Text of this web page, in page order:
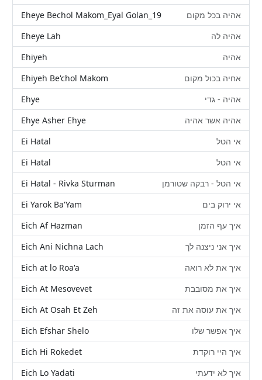
Eheye Bechol Makom_Eyal Golan_19
אהיה בכל מקום
Eheye Lah
אהיה לה
Ehiyeh
אהיה
Ehiyeh Be'chol Makom
אחיה בכול מקום
Ehye
אהיה - גדי
Ehye Asher Ehye
אהיה אשר אהיה
Ei Hatal
אי הטל
Ei Hatal
אי הטל
Ei Hatal - Rivka Sturman
אי הטל - רבקה שטורמן
Ei Yarok Ba'Yam
אי ירוק בים
Eich Af Hazman
איך עף הזמן
Eich Ani Nichna Lach
איך אני ניצנה לך
Eich at lo Roa'a
איך את לא רואה
Eich At Mesovevet
איך את מסובבת
Eich At Osah Et Zeh
איך את עוסה את זה
Eich Efshar Shelo
איך אפשר שלו
Eich Hi Rokedet
איך היי רוקדת
Eich Lo Yadati
איך לא ידעתי